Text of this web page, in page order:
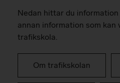
Nedan hittar du
annan information som kan
trafikskola.
Om trafikskolan